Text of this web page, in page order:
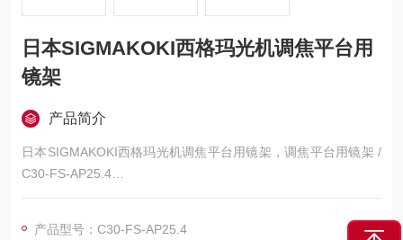
日本SIGMAKOKI西格玛光机调焦平台用
镜架
产品简介
日本SIGMAKOKI西格玛光机调焦平台用镜架，调焦平台用镜架 /
C30-FS-AP25.4
配合笼式用调焦平台用的镜架，适用外径Φ25.4mm。
产品型号：C30-FS-AP25.4